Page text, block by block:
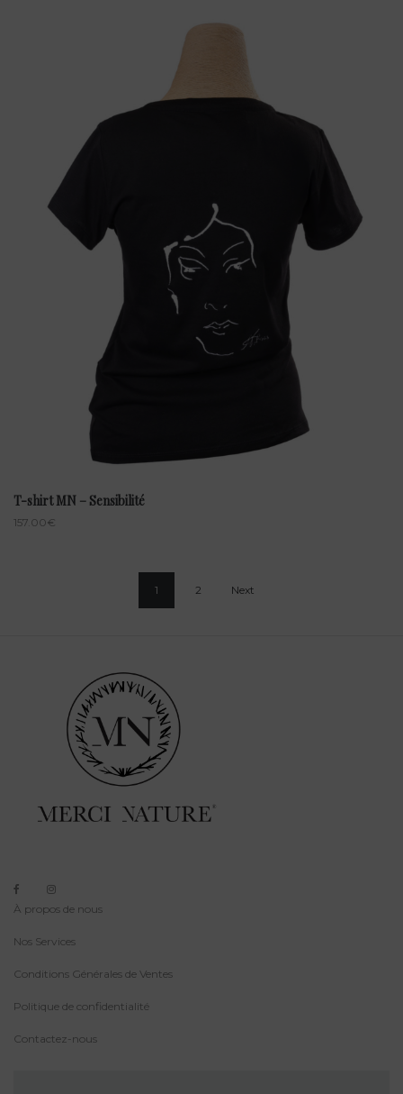
T-shirt MN – Sensibilité
157.00€
1 2 Next
À propos de nous
Nos Services
Conditions Générales de Ventes
Politique de confidentialité
Contactez-nous